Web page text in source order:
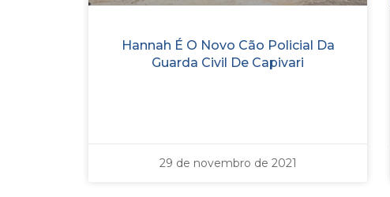
Hannah É O Novo Cão Policial Da
Guarda Civil De Capivari
29 de novembro de 2021